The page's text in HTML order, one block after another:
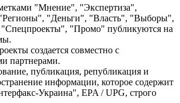
"Мнение", "Экспертиза",
"Деньги", "Власть", "Выборы",
"Спецпроекты", "Промо" публикуются на
создается совместно с
партнерами.
публикация, републикация и
информации, которое содержит
Украина", EPA / UPG, строго